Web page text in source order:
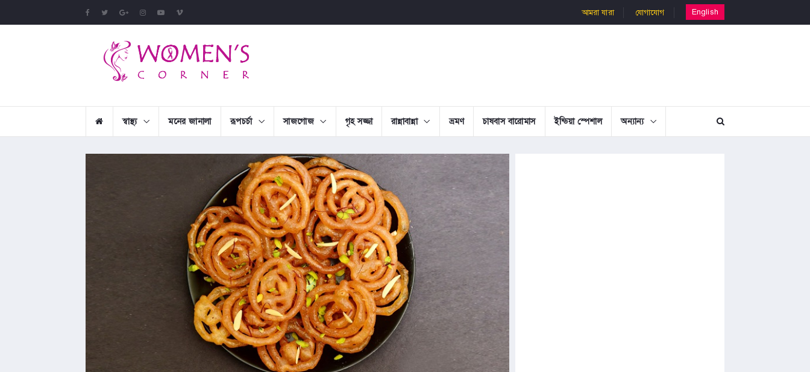
আমরা যারা যোগাযোগ English
স্বাস্থ্য মনের জানালা রূপচর্চা সাজগোজ গৃহ সজ্জা রান্নাবান্না ভ্রমণ চাষবাস বারোমাস ইন্ডিয়া স্পেশাল অন্যান্য